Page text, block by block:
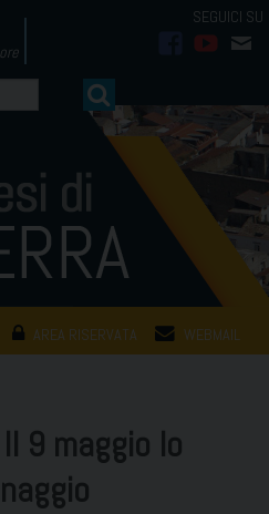
AREA RISERVATA WEBMAIL
9 maggio lo